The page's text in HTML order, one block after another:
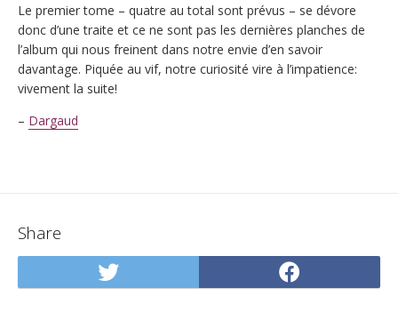
Le premier tome – quatre au total sont prévus – se dévore
donc d’une traite et ce ne sont pas les dernières planches de
l’album qui nous freinent dans notre envie d’en savoir
davantage. Piquée au vif, notre curiosité vire à l’impatience:
vivement la suite!
– Dargaud
Share
Share
on
on